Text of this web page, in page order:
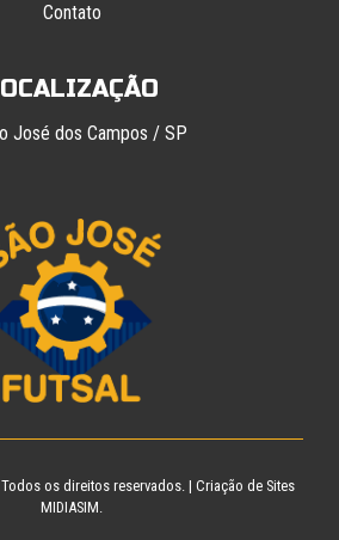
Contato
José dos Campos / SP
. Todos os direitos reservados. | Criação de Sites
MIDIASIM.